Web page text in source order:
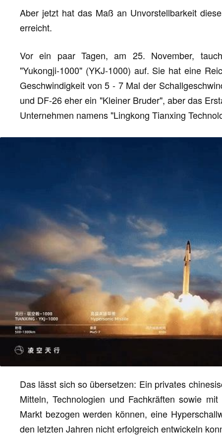
Aber jetzt hat das Maß an Unvorstellbarkeit
erreicht.
Vor ein paar Tagen, am 25. November,
"Yukongji-1000" (YKJ-1000) auf. Sie hat eine
Geschwindigkeit von 5 - 7 Mal der
und DF-26 eher ein "Kleiner Bruder", aber das
Unternehmen namens "Lingkong Tianxing
Das lässt sich so übersetzen: Ein privates
Mitteln, Technologien und Fachkräften sowie
Markt bezogen werden können, eine
den letzten Jahren nicht erfolgreich entwickeln